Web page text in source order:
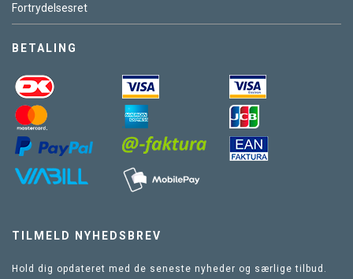
Fortrydelsesret
BETALING
TILMELD NYHEDSBREV
Hold dig opdateret med de seneste nyheder og særlige tilbud.